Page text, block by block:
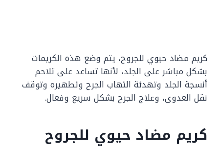
كريم مضاد حيوي للجروح، يتم وضع هذه الكريمات
بشكل مباشر على الجلد، لأنها تساعد على تلاحم
أنسجة الجلد وتهدئة التهاب الجرح وتطهيره وتوقف
نقل العدوى، وعلاج الجرح بشكل سريع وفعال.
كريم مضاد حيوي للجروح